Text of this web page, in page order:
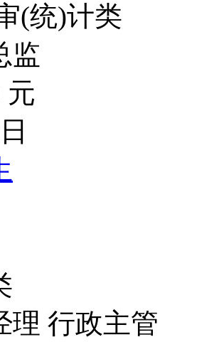
(统)计类
监
元
理 行政主管